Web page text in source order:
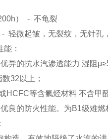
） - 不龟裂
轻微起皱，无裂纹，无针孔
：
异的抗水汽渗透能力 湿阻
32以上；
HCFC等含氟烃材料 不含甲
良的防火性能。为B1级难